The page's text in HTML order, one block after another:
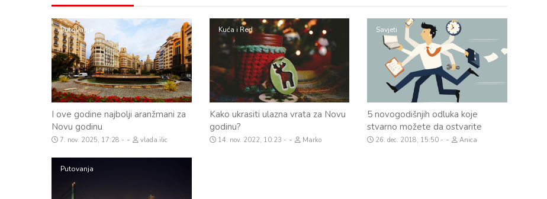
Putovanja
I ove godine najbolji aranžmani za
Novu godinu
7. nov. 2025, 17:28 - vlada.ilic
Kuća i Red
Kako ukrasiti ulazna vrata za Novu
godinu?
14. nov. 2022, 10:23 - Marko
Savjeti
5 novogodišnjih odluka koje
stvarno možete da ostvarite
26. dec. 2018, 15:50 - Anica
Putovanja